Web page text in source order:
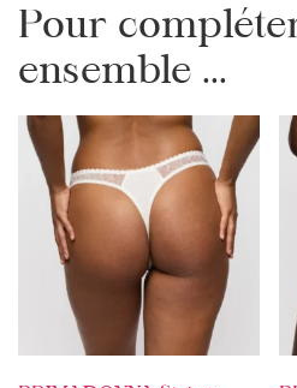
Pour
ensemble ...